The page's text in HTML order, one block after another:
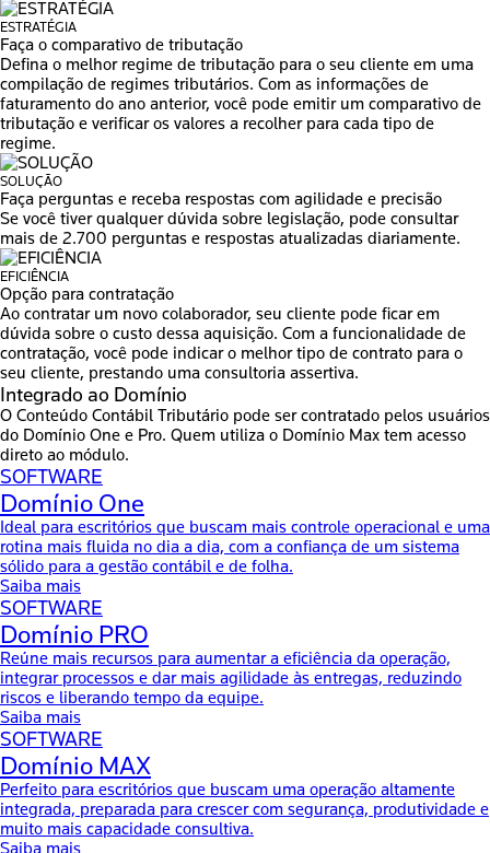
ESTRATÉGIA
Faça o comparativo de tributação
Defina o melhor regime de tributação para o seu cliente em uma
compilação de regimes tributários. Com as informações de
faturamento do ano anterior, você pode emitir um comparativo de
tributação e verificar os valores a recolher para cada tipo de
regime.
SOLUÇÃO
Faça perguntas e receba respostas com agilidade e precisão
Se você tiver qualquer dúvida sobre legislação, pode consultar
mais de 2.700 perguntas e respostas atualizadas diariamente.
EFICIÊNCIA
Opção para contratação
Ao contratar um novo colaborador, seu cliente pode ficar em
dúvida sobre o custo dessa aquisição. Com a funcionalidade de
contratação, você pode indicar o melhor tipo de contrato para o
seu cliente, prestando uma consultoria assertiva.
Integrado ao Domínio
O Conteúdo Contábil Tributário pode ser contratado pelos usuários
do Domínio One e Pro. Quem utiliza o Domínio Max tem acesso
direto ao módulo.
SOFTWARE
Domínio One
Ideal para escritórios que buscam mais controle operacional e uma
rotina mais fluida no dia a dia, com a confiança de um sistema
sólido para a gestão contábil e de folha.
Saiba mais
SOFTWARE
Domínio PRO
Reúne mais recursos para aumentar a eficiência da operação,
integrar processos e dar mais agilidade às entregas, reduzindo
riscos e liberando tempo da equipe.
Saiba mais
SOFTWARE
Domínio MAX
Perfeito para escritórios que buscam uma operação altamente
integrada, preparada para crescer com segurança, produtividade e
muito mais capacidade consultiva.
Saiba mais